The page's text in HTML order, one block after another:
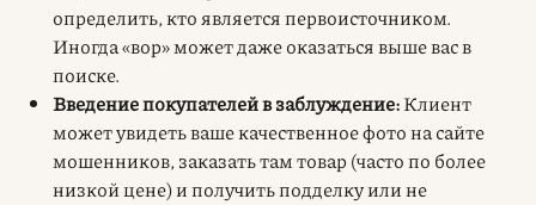
определить, кто является первоисточником.
Иногда «вор» может даже оказаться выше вас в
поиске.
Введение покупателей в заблуждение:Клиент
может увидеть ваше качественное фото на сайте
мошенников, заказать там товар (часто по более
низкой цене) и получить подделку или не